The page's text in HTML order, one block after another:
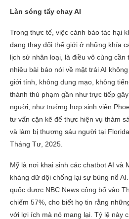
Làn sóng tẩy chay AI
Trong thực tế, việc cảnh báo tác hại
đang thay đổi thế giới ở những khía
lịch sử nhân loại, là điều vô cùng
nhiêu bài báo nói về mặt trái AI
giới tính, không dung mạo, không
thành thủ phạm gần như trực tiếp
người, như trường hợp sinh viên
tư vấn cặn kẽ để thực hiện vụ thảm
và làm bị thương sáu người tại
Tháng Tư, 2025.
Mỹ là nơi khai sinh các chatbot AI và
kháng dữ dội chống lại sự bùng nổ
quốc được NBC News công bố vào
chiếm 57%, cho biết họ tin rằng
với lợi ích mà nó mang lại. Tỷ lệ này